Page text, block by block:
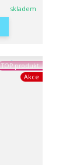
skladem
TOP produkt
Akce